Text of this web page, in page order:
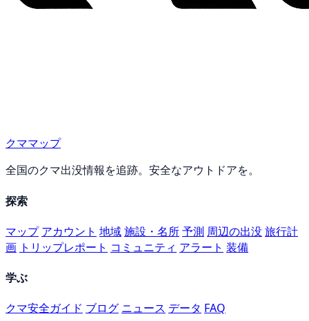
クママップ
全国のクマ出没情報を追跡。安全なアウトドアを。
探索
マップ アカウント 地域施設・名所予測 周辺の出没旅行計
画 トリップレポート コミュニティ アラート 装備
学ぶ
クマ安全ガイド ブログ ニュース データ FAQ